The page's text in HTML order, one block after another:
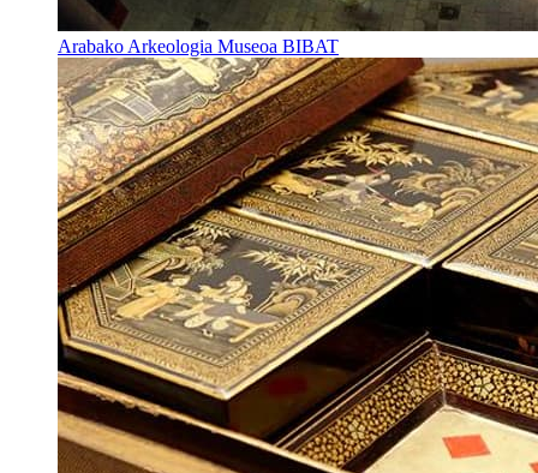
Arabako Arkeologia Museoa BIBAT